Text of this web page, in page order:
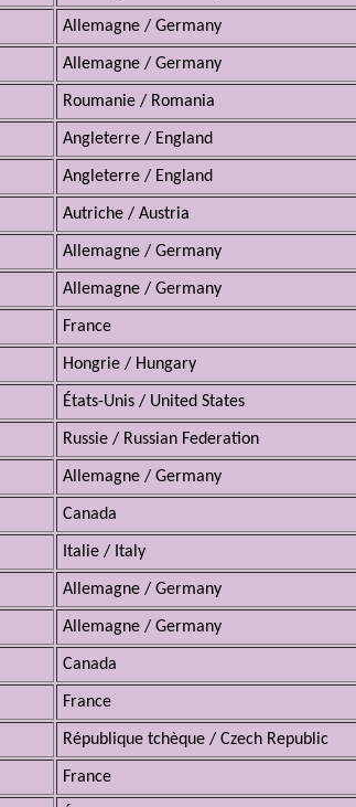
Allemagne / Germany
Allemagne / Germany
Roumanie / Romania
Angleterre / England
Angleterre / England
Autriche / Austria
Allemagne / Germany
Allemagne / Germany
France
Hongrie / Hungary
États-Unis / United States
Russie / Russian Federation
Allemagne / Germany
Canada
Italie / Italy
Allemagne / Germany
Allemagne / Germany
Canada
France
République tchèque / Czech Republic
France